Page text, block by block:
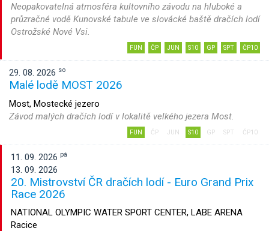
Neopakovatelná atmosféra kultovního závodu na hluboké a
průzračné vodě Kunovské tabule ve slovácké baště dračích lodí
Ostrožské Nové Vsi.
FUN ČP JUN S10 GP SPT ČP10
29. 08. 2026 so
Malé lodě MOST 2026
Most, Mostecké jezero
Závod malých dračích lodí v lokalitě velkého jezera Most.
FUN ČP JUN S10 GP SPT ČP10
11. 09. 2026 pá
13. 09. 2026
20. Mistrovství ČR dračích lodí - Euro Grand Prix
Race 2026
NATIONAL OLYMPIC WATER SPORT CENTER, LABE ARENA
Racice